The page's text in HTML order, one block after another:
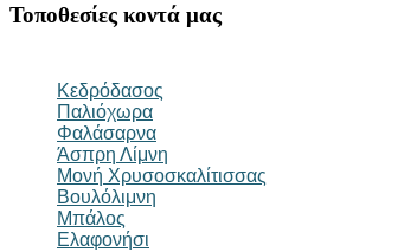
Τοποθεσίες κοντά μας
Κεδρόδασος
Παλιόχωρα
Φαλάσαρνα
Άσπρη Λίμνη
Μονή Χρυσοσκαλίτισσας
Βουλόλιμνη
Μπάλος
Ελαφονήσι